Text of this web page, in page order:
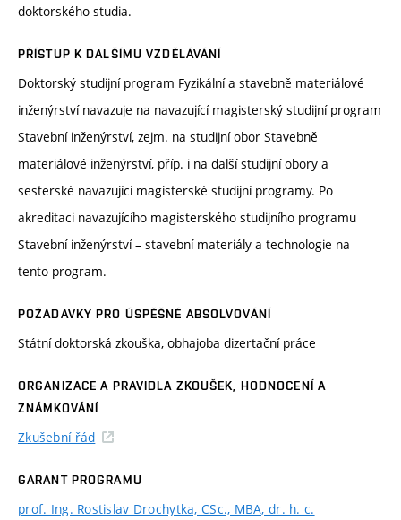
doktorského studia.
PŘÍSTUP K DALŠÍMU VZDĚLÁVÁNÍ
Doktorský studijní program Fyzikální a stavebně materiálové
inženýrství navazuje na navazující magisterský studijní program
Stavební inženýrství, zejm. na studijní obor Stavebně
materiálové inženýrství, příp. i na další studijní obory a
sesterské navazující magisterské studijní programy. Po
akreditaci navazujícího magisterského studijního programu
Stavební inženýrství – stavební materiály a technologie na
tento program.
POŽADAVKY PRO ÚSPĚŠNÉ ABSOLVOVÁNÍ
Státní doktorská zkouška, obhajoba dizertační práce
ORGANIZACE A PRAVIDLA ZKOUŠEK, HODNOCENÍ A
ZNÁMKOVÁNÍ
Zkušební řád
GARANT PROGRAMU
prof. Ing. Rostislav Drochytka, CSc., MBA, dr. h. c.